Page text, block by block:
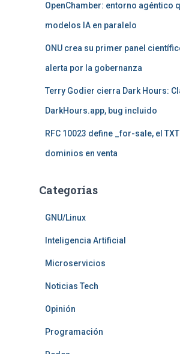
OpenChamber: entorno agéntico
modelos IA en paralelo
ONU crea su primer panel
alerta por la gobernanza
Terry Godier cierra Dark Hours:
DarkHours.app, bug incluido
RFC 10023 define _for-sale, el
dominios en venta
Categorías
GNU/Linux
Inteligencia Artificial
Microservicios
Noticias Tech
Opinión
Programación